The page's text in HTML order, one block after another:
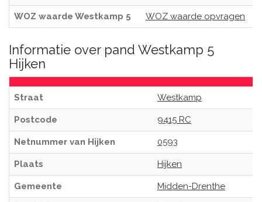
WOZ waarde Westkamp 5 WOZ waarde opvragen
Informatie over pand Westkamp 5
Hijken
Straat Westkamp
Postcode 9415 RC
Netnummer van Hijken 0593
Plaats Hijken
Gemeente Midden-Drenthe